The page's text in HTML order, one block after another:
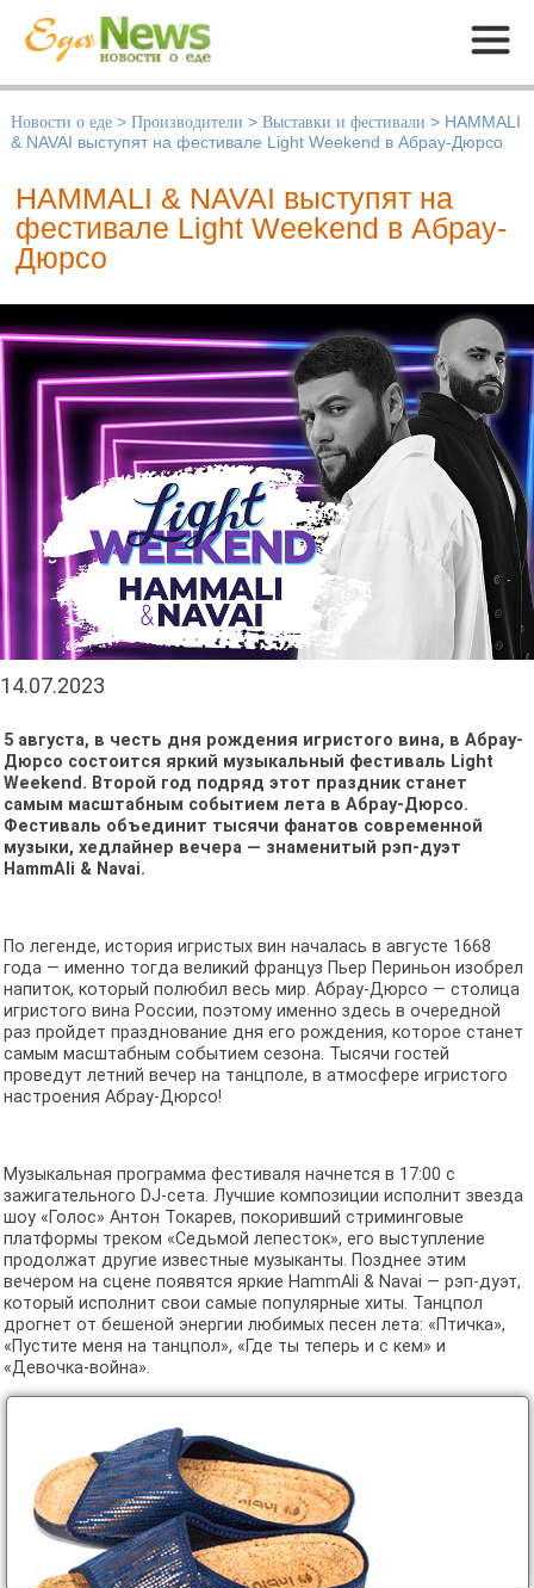
Меню
Новости о еде > Производители > Выставки и фестивали > HAMMALI
& NAVAI выступят на фестивале Light Weekend в Абрау-Дюрсо
HAMMALI & NAVAI выступят на
фестивале Light Weekend в Абрау-
Дюрсо
14.07.2023
5 августа, в честь дня рождения игристого вина, в Абрау-
Дюрсо состоится яркий музыкальный фестиваль Light
Weekend. Второй год подряд этот праздник станет
самым масштабным событием лета в Абрау-Дюрсо.
Фестиваль объединит тысячи фанатов современной
музыки, хедлайнер вечера — знаменитый рэп-дуэт
HammAli & Navai.
По легенде, история игристых вин началась в августе 1668
года — именно тогда великий француз Пьер Периньон изобрел
напиток, который полюбил весь мир. Абрау-Дюрсо — столица
игристого вина России, поэтому именно здесь в очередной
раз пройдет празднование дня его рождения, которое станет
самым масштабным событием сезона. Тысячи гостей
проведут летний вечер на танцполе, в атмосфере игристого
настроения Абрау-Дюрсо!
Музыкальная программа фестиваля начнется в 17:00 с
зажигательного DJ-сета. Лучшие композиции исполнит звезда
шоу «Голос» Антон Токарев, покоривший стриминговые
платформы треком «Седьмой лепесток», его выступление
продолжат другие известные музыканты. Позднее этим
вечером на сцене появятся яркие HammAli & Navai — рэп-дуэт,
который исполнит свои самые популярные хиты. Танцпол
дрогнет от бешеной энергии любимых песен лета: «Птичка»,
«Пустите меня на танцпол», «Где ты теперь и с кем» и
«Девочка-война».